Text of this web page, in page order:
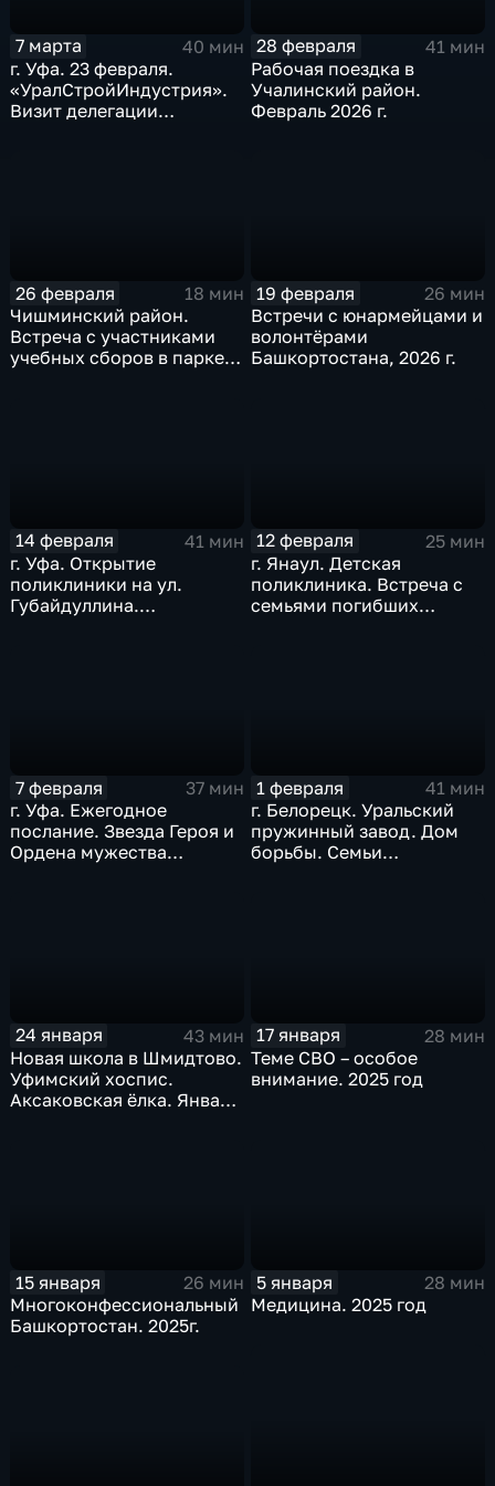
7 марта
40 мин
г. Уфа. 23 февраля.
«УралСтройИндустрия».
Визит делегации
28 февраля
41 мин
Рабочая поездка в
Учалинский район.
Февраль 2026 г.
26 февраля
18 мин
Чишминский район.
Встреча с участниками
учебных сборов в парке
19 февраля
26 мин
Встречи с юнармейцами и
волонтёрами
Башкортостана, 2026 г.
14 февраля
41 мин
г. Уфа. Открытие
поликлиники на ул.
Губайдуллина.
12 февраля
25 мин
г. Янаул. Детская
поликлиника. Встреча с
семьями погибших
7 февраля
37 мин
г. Уфа. Ежегодное
послание. Звезда Героя и
Ордена мужества
1 февраля
41 мин
г. Белорецк. Уральский
пружинный завод. Дом
борьбы. Семьи
24 января
43 мин
Новая школа в Шмидтово.
Уфимский хоспис.
Аксаковская ёлка. Январь
17 января
28 мин
Теме СВО – особое
внимание. 2025 год
15 января
26 мин
Многоконфессиональный
Башкортостан. 2025г.
5 января
28 мин
Медицина. 2025 год